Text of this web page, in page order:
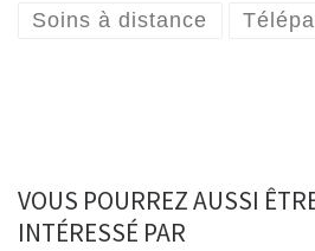
Soins à distance
VOUS POURREZ AUSSI
INTÉRESSÉ PAR